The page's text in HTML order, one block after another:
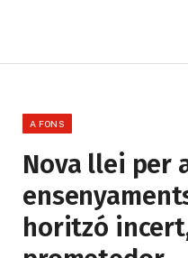
A FONS
Nova llei per
horitzó